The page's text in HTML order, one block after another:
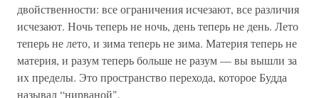
двойственности: все ограничения исчезают, все различия
исчезают. Ночь теперь не ночь, день теперь не день. Лето
теперь не лето, и зима теперь не зима. Материя теперь не
материя, и разум теперь больше не разум — вы вышли за
их пределы. Это пространство перехода, которое Будда
называл “нирваной".